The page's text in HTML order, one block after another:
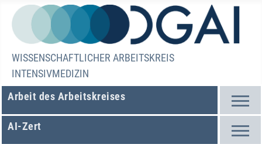
WISSENSCHAFTLICHER ARBEITSKREIS
INTENSIVMEDIZIN
Arbeit des Arbeitskreises
AI-Zert